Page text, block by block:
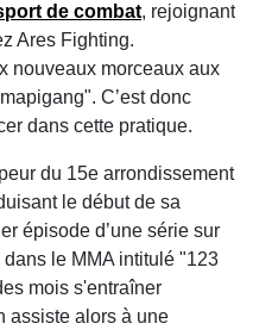
de combat, rejoignant
Ares Fighting.
nouveaux morceaux aux
C’est donc
dans cette pratique.
du 15e arrondissement
le début de sa
épisode d’une série sur
le MMA intitulé "123
mois s'entraîner
assiste alors à une